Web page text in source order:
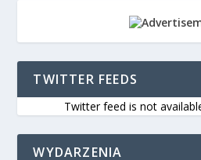
TWITTER FEEDS
Twitter feed is not
WYDARZENIA